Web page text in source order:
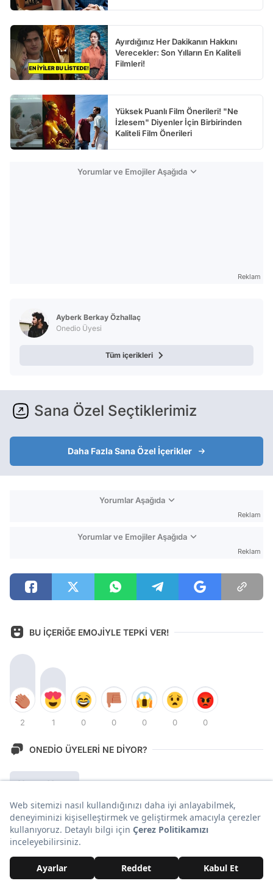
Ayırdığınız Her Dakikanın Hakkını
Verecekler: Son Yılların En Kaliteli
Filmleri!
Yüksek Puanlı Film Önerileri! "Ne
İzlesem" Diyenler İçin Birbirinden
Kaliteli Film Önerileri
Yorumlar ve Emojiler Aşağıda
Reklam
Ayberk Berkay Özhallaç
Onedio Üyesi
Tüm içerikleri
Sana Özel Seçtiklerimiz
Daha Fazla Sana Özel İçerikler
Yorumlar Aşağıda
Reklam
Yorumlar ve Emojiler Aşağıda
Reklam
BU İÇERİĞE EMOJİYLE TEPKİ VER!
2 1 0 0 0 0 0
ONEDİO ÜYELERİ NE DİYOR?
Yorum Yazın
En Yeni İçerikler!